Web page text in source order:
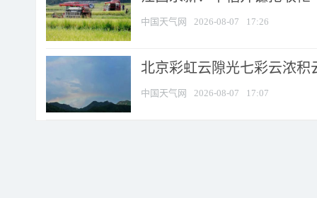
中国天气网 2026-08-07 17:26
北京彩虹云隙光七彩云浓积
中国天气网 2026-08-07 17:07